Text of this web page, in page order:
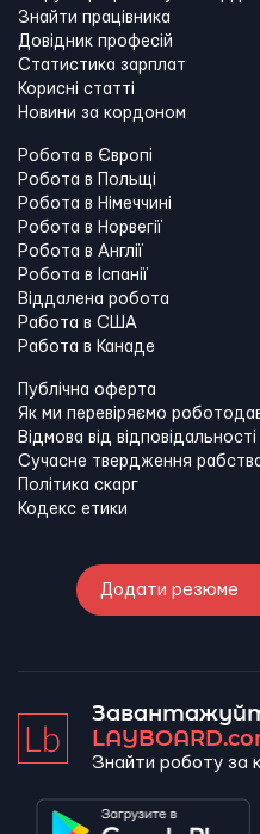
Знайти працівника
Довідник професій
Статистика зарплат
Корисні статті
Новини за кордоном
Робота в Європі
Робота в Польщі
Робота в Німеччині
Робота в Норвегії
Робота в Англії
Робота в Іспанії
Віддалена робота
Работа в США
Работа в Канадe
Публічна оферта
Як ми перевіряємо
Відмова від відповідальності
Сучасне твердження
Політика скарг
Кодекс етики
Додати резюме
Знайти роботу за